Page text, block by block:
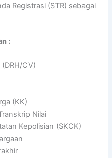
Registrasi (STR) sebagai
:
CV)
(KK)
Nilai
Kepolisian (SKCK)